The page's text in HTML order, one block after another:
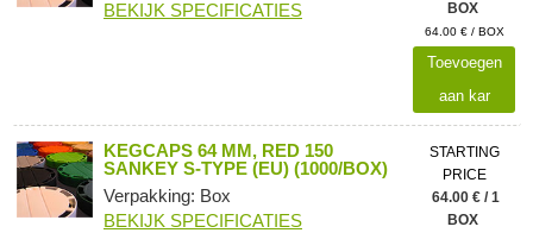
BEKIJK SPECIFICATIES BOX
64.00 € / BOX
Toevoegen
aan kar
KEGCAPS 64 MM, RED 150
SANKEY S-TYPE (EU) (1000/BOX)
Verpakking: Box
BEKIJK SPECIFICATIES
STARTING
PRICE
64.00 € / 1
BOX